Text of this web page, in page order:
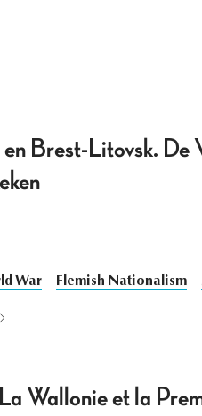
Brest-Litovsk.
War Flemish Nationalism
Wallonie et la